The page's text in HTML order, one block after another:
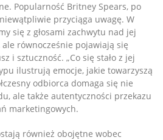
Popularność Britney Spears, po
przyciąga uwagę. W
się z głosami zachwytu nad jej
równocześnie pojawiają się
i sztuczność. „Co się stało z jej
ilustrują emocje, jakie towarzyszą
odbiorca domaga się nie
ale także autentyczności przekazu
marketingowych.
również obojętne wobec